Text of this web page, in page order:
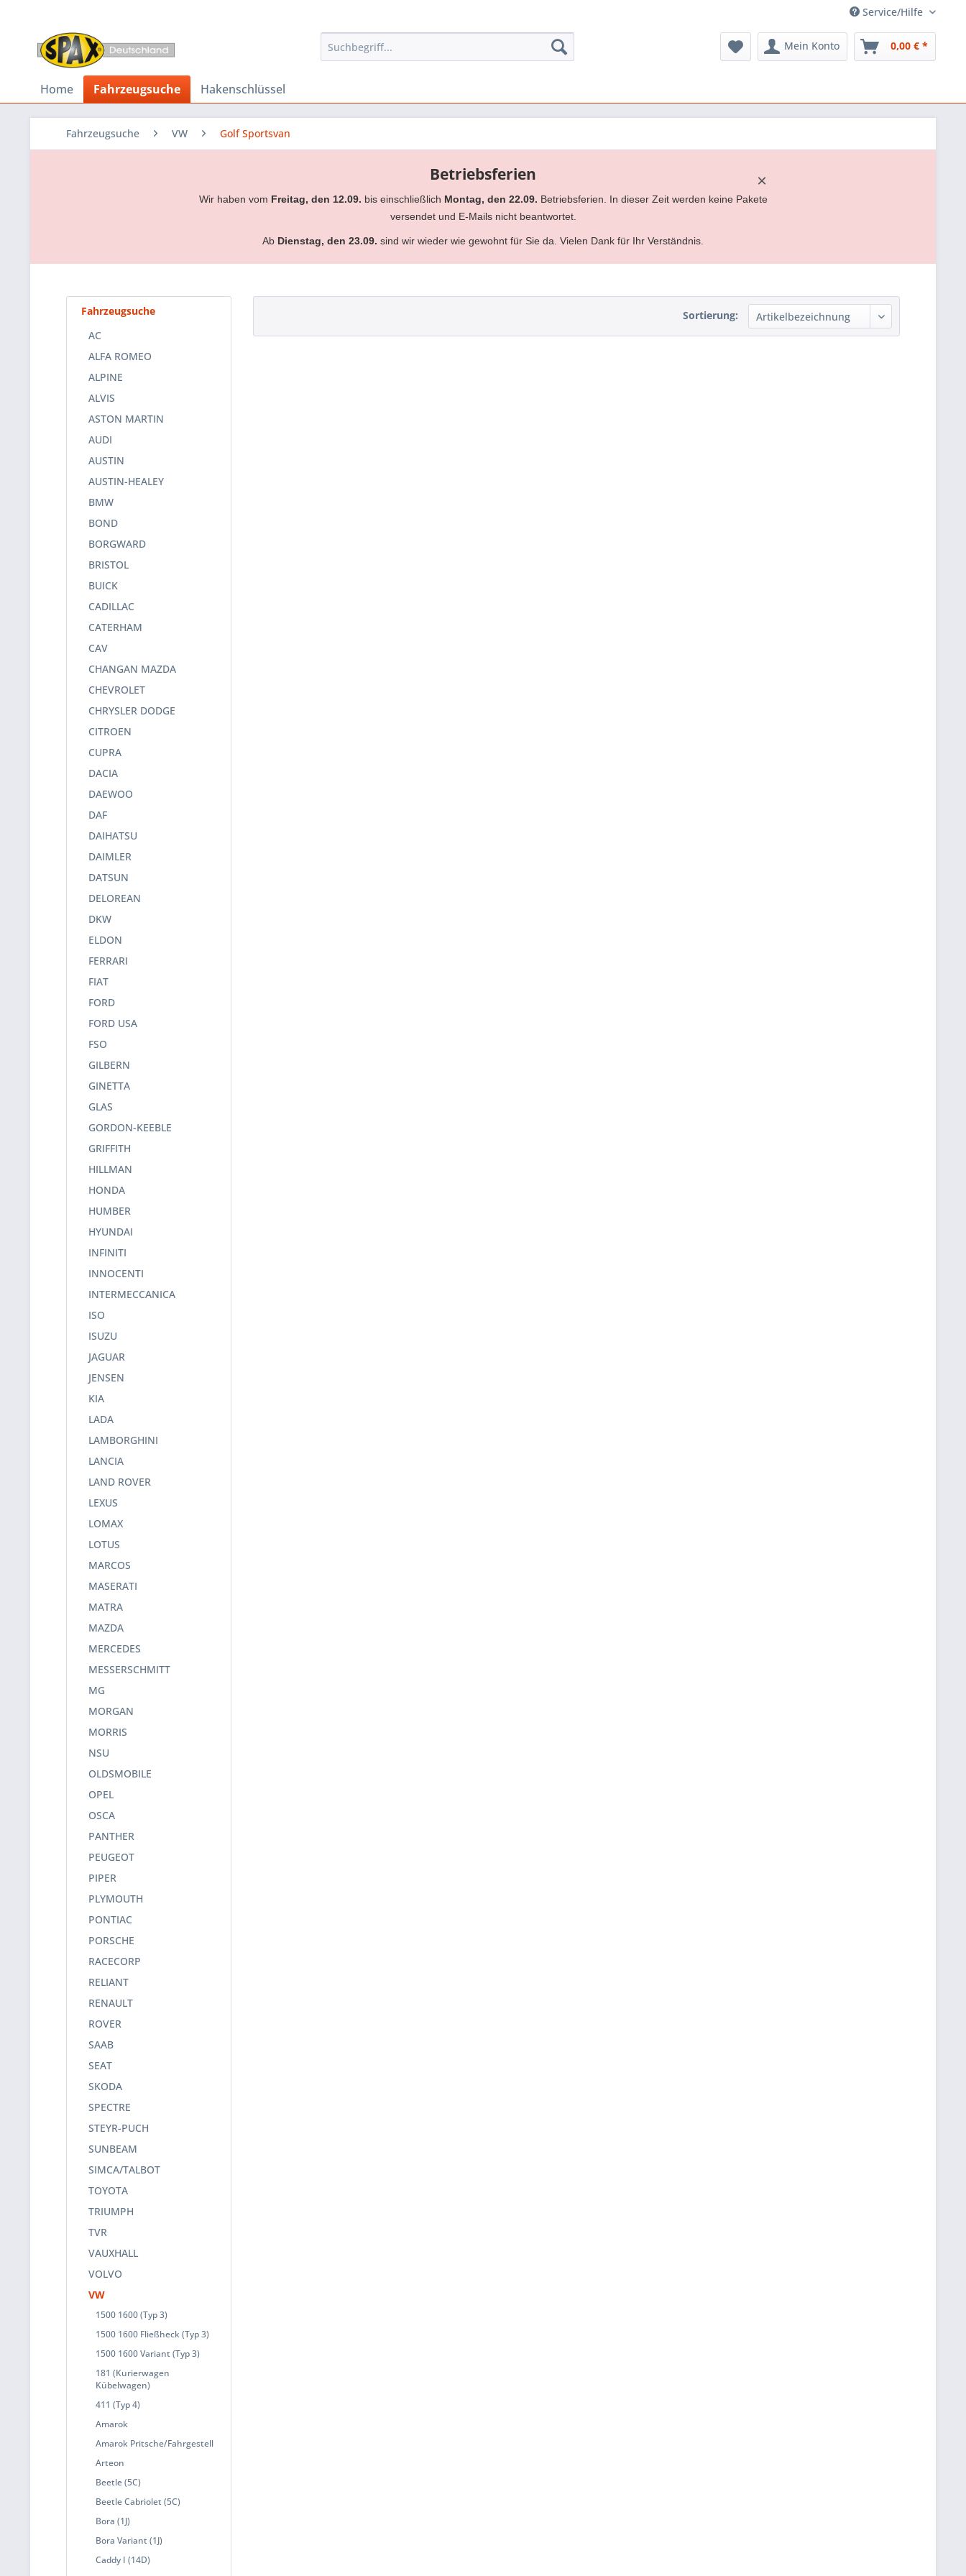
Service/Hilfe
Mein Konto 0,00 € *
Home Fahrzeugsuche Hakenschlüssel
Fahrzeugsuche VW Golf Sportsvan
×
Betriebsferien
Wir haben vom Freitag, den 12.09. bis einschließlich Montag, den 22.09. Betriebsferien. In dieser Zeit werden keine Pakete
versendet und E-Mails nicht beantwortet.
Ab Dienstag, den 23.09. sind wir wieder wie gewohnt für Sie da. Vielen Dank für Ihr Verständnis.
Fahrzeugsuche
AC
ALFA ROMEO
ALPINE
ALVIS
ASTON MARTIN
AUDI
AUSTIN
AUSTIN-HEALEY
BMW
BOND
BORGWARD
BRISTOL
BUICK
CADILLAC
CATERHAM
CAV
CHANGAN MAZDA
CHEVROLET
CHRYSLER DODGE
CITROEN
CUPRA
DACIA
DAEWOO
DAF
DAIHATSU
DAIMLER
DATSUN
DELOREAN
DKW
ELDON
FERRARI
FIAT
FORD
FORD USA
FSO
GILBERN
GINETTA
GLAS
GORDON-KEEBLE
GRIFFITH
HILLMAN
HONDA
HUMBER
HYUNDAI
INFINITI
INNOCENTI
INTERMECCANICA
ISO
ISUZU
JAGUAR
JENSEN
KIA
LADA
LAMBORGHINI
LANCIA
LAND ROVER
LEXUS
LOMAX
LOTUS
MARCOS
MASERATI
MATRA
MAZDA
MERCEDES
MESSERSCHMITT
MG
MORGAN
MORRIS
NSU
OLDSMOBILE
OPEL
OSCA
PANTHER
PEUGEOT
PIPER
PLYMOUTH
PONTIAC
PORSCHE
RACECORP
RELIANT
RENAULT
ROVER
SAAB
SEAT
SKODA
SPECTRE
STEYR-PUCH
SUNBEAM
SIMCA/TALBOT
TOYOTA
TRIUMPH
TVR
VAUXHALL
VOLVO
VW
1500 1600 (Typ 3)
1500 1600 Fließheck (Typ 3)
1500 1600 Variant (Typ 3)
181 (Kurierwagen
Kübelwagen)
411 (Typ 4)
Amarok
Amarok Pritsche/Fahrgestell
Arteon
Beetle (5C)
Beetle Cabriolet (5C)
Bora (1J)
Bora Variant (1J)
Caddy I (14D)
Sortierung: